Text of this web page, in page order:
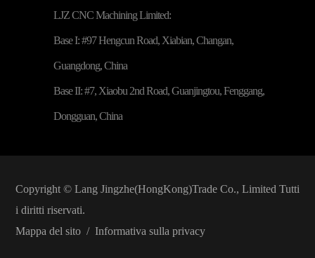
LJZ CNC Machining Limited:
Base I: #97 Hengcun Road, Xiabian, Changan,
Guangdong, China
Base II: #7, Xiaobu 2nd Road, Guanjingtou, Fenggang,
Dongguan, China
Copyright © Lang Jingzhe(HongKong)Trade Co., LimitedTutti
i diritti riservati.
Mappa del sito/ Informativa sulla privacy